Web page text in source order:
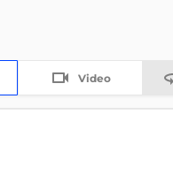
Video